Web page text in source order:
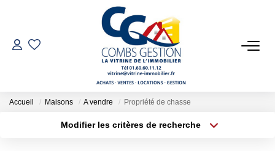
VENTES
LOCATIONS
Accueil Maisons A vendre Propriété de chasse
Modifier les critères de recherche